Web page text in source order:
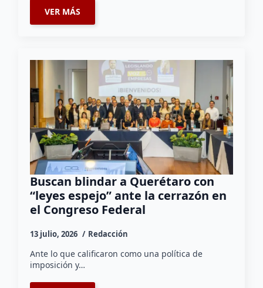
VER MÁS
Buscan blindar a Querétaro con
“leyes espejo” ante la cerrazón en
el Congreso Federal
13 julio, 2026 Redacción
Ante lo que calificaron como una política de
imposición y…